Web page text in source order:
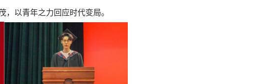
，以青年之力回应时代变局。